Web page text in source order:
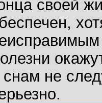
своей
снам не